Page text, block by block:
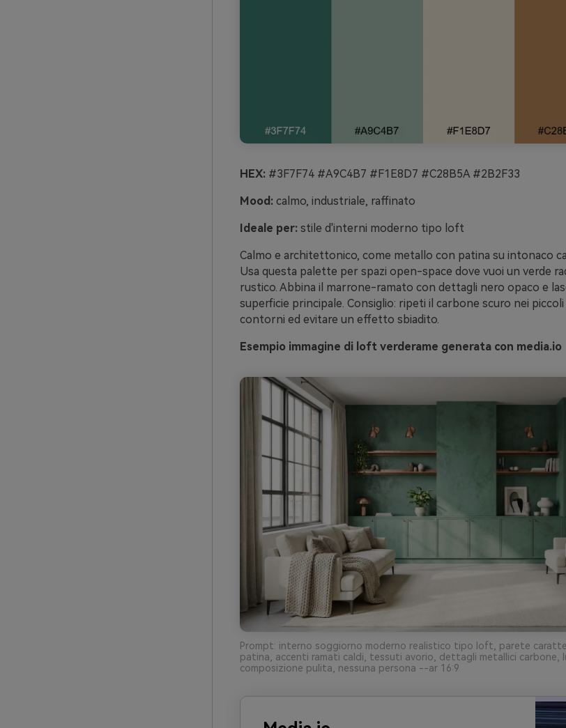
HEX:#3F7F74 #A9C4B7 #F1E8D7 #C28B5A #2B2F33
Mood:calmo, industriale, raffinato
Ideale per:stile d'interni moderno tipo loft
Calmo e architettonico, come metallo con patina su intonaco
Usa questa palette per spazi open-space dove vuoi un verde
rustico. Abbina il marrone-ramato con dettagli nero opaco e
superficie principale. Consiglio: ripeti il carbone scuro nei
contorni ed evitare un effetto sbiadito.
Esempio immagine di loft verderame generata con media.io
Prompt: interno soggiorno moderno realistico tipo loft, parete
patina, accenti ramati caldi, tessuti avorio, dettagli metallici carbone,
composizione pulita, nessuna persona --ar 16:9